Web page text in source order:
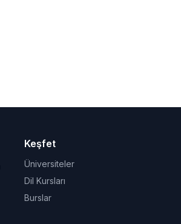
Keşfet
Üniversiteler
Dil Kursları
Burslar